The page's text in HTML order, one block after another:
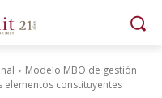
Modelo MBO de gestión
constituyentes